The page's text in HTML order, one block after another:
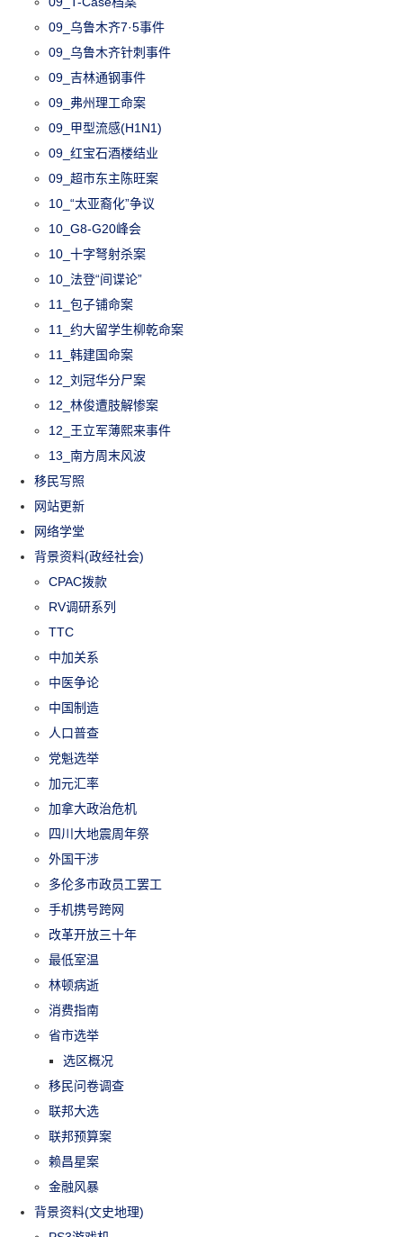
09_乌鲁木齐7·5事件
09_乌鲁木齐针刺事件
09_吉林通钢事件
09_弗州理工命案
09_甲型流感(H1N1)
09_红宝石酒楼结业
09_超市东主陈旺案
10_“太亚裔化”争议
10_G8-G20峰会
10_十字弩射杀案
10_法登“间谍论”
11_包子铺命案
11_约大留学生柳乾命案
11_韩建国命案
12_刘冠华分尸案
12_林俊遭肢解惨案
12_王立军薄熙来事件
13_南方周末风波
移民写照
网站更新
网络学堂
背景资料(政经社会)
CPAC拨款
RV调研系列
TTC
中加关系
中医争论
中国制造
人口普查
党魁选举
加元汇率
加拿大政治危机
四川大地震周年祭
外国干涉
多伦多市政员工罢工
手机携号跨网
改革开放三十年
最低室温
林顿病逝
消费指南
省市选举
选区概况
移民问卷调查
联邦大选
联邦预算案
赖昌星案
金融风暴
背景资料(文史地理)